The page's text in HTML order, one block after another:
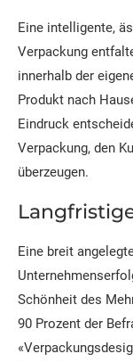
Eine intelligente,
Verpackung
innerhalb der
Produkt nach
Eindruck
Verpackung, den
überzeugen.
Eine breit
Schönheit des
90 Prozent der